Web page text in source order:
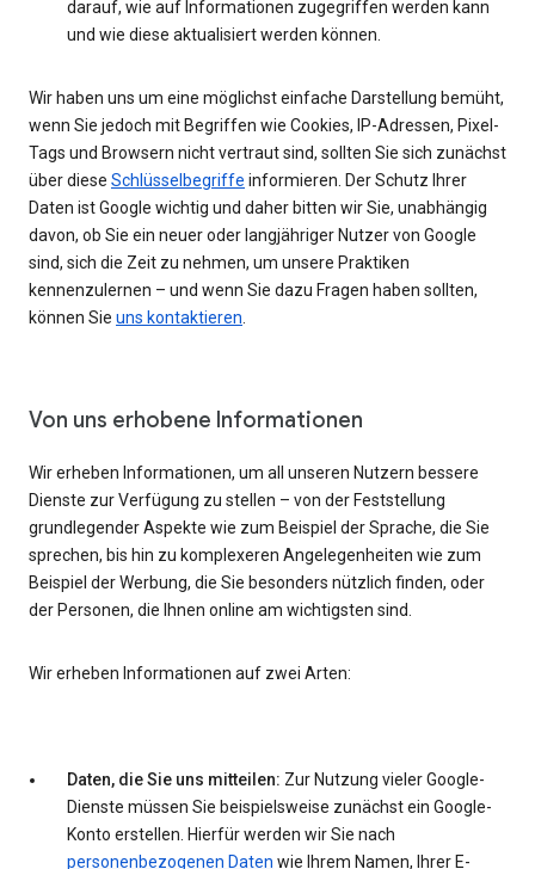
darauf, wie auf Informationen zugegriffen werden kann
und wie diese aktualisiert werden können.
Wir haben uns um eine möglichst einfache Darstellung bemüht,
wenn Sie jedoch mit Begriffen wie Cookies, IP-Adressen, Pixel-
Tags und Browsern nicht vertraut sind, sollten Sie sich zunächst
über diese Schlüsselbegriffe informieren. Der Schutz Ihrer
Daten ist Google wichtig und daher bitten wir Sie, unabhängig
davon, ob Sie ein neuer oder langjähriger Nutzer von Google
sind, sich die Zeit zu nehmen, um unsere Praktiken
kennenzulernen – und wenn Sie dazu Fragen haben sollten,
können Sie uns kontaktieren.
Von uns erhobene Informationen
Wir erheben Informationen, um all unseren Nutzern bessere
Dienste zur Verfügung zu stellen – von der Feststellung
grundlegender Aspekte wie zum Beispiel der Sprache, die Sie
sprechen, bis hin zu komplexeren Angelegenheiten wie zum
Beispiel der Werbung, die Sie besonders nützlich finden, oder
der Personen, die Ihnen online am wichtigsten sind.
Wir erheben Informationen auf zwei Arten:
Daten, die Sie uns mitteilen: Zur Nutzung vieler Google-
Dienste müssen Sie beispielsweise zunächst ein Google-
Konto erstellen. Hierfür werden wir Sie nach
personenbezogenen Daten wie Ihrem Namen, Ihrer E-